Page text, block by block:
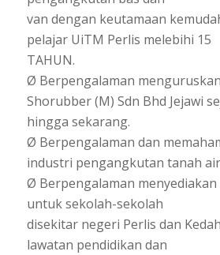
van dengan keutamaan
pelajar UiTM Perlis melebihi 15
TAHUN.
Ø Berpengalaman
Shorubber (M) Sdn Bhd Jejawi
hingga sekarang.
Ø Berpengalaman dan
industri pengangkutan tanah
Ø Berpengalaman
untuk sekolah-sekolah
disekitar negeri Perlis dan
lawatan pendidikan dan